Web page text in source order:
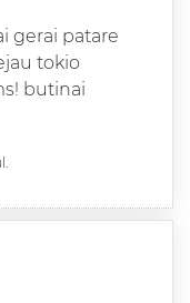
gerai patare
tokio
butinai